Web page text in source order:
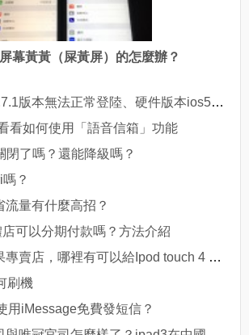
幕黃黃（屎黃屏）的怎麼辦？
iphoneQQ 1.7.1版本無法正常登陸、硬件版本ios5.0.1.
看如何使用「語音信箱」功能
閉了嗎？還能降級嗎？
？
流量有什麼高招？
可以分期付款嗎？方法介紹
青島除了蘋果專賣店，哪裡有可以給Ipod touch 4 5.01完美越獄的地方？
刷機
用iMessage免費發短信？